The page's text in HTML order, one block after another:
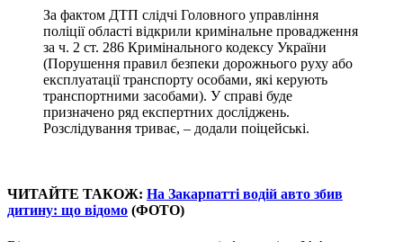
За фактом ДТП слідчі Головного управління
поліції області відкрили кримінальне провадження
за ч. 2 ст. 286 Кримінального кодексу України
(Порушення правил безпеки дорожнього руху або
експлуатації транспорту особами, які керують
транспортними засобами). У справі буде
призначено ряд експертних досліджень.
Розслідування триває, – додали поіцейські.
ЧИТАЙТЕ ТАКОЖ: На Закарпатті водій авто збив
дитину: що відомо (ФОТО)